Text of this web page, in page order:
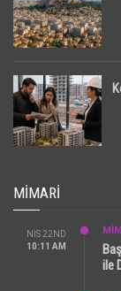
MIMARI
NIS 22ND
10:11 AM
ile